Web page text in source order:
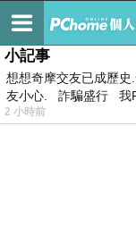
最新文章
小記事
想想奇摩交友已成歷
友小心. 詐騙盛行 我
2 小時前